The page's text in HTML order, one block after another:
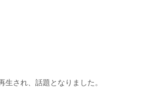
され、話題となりました。